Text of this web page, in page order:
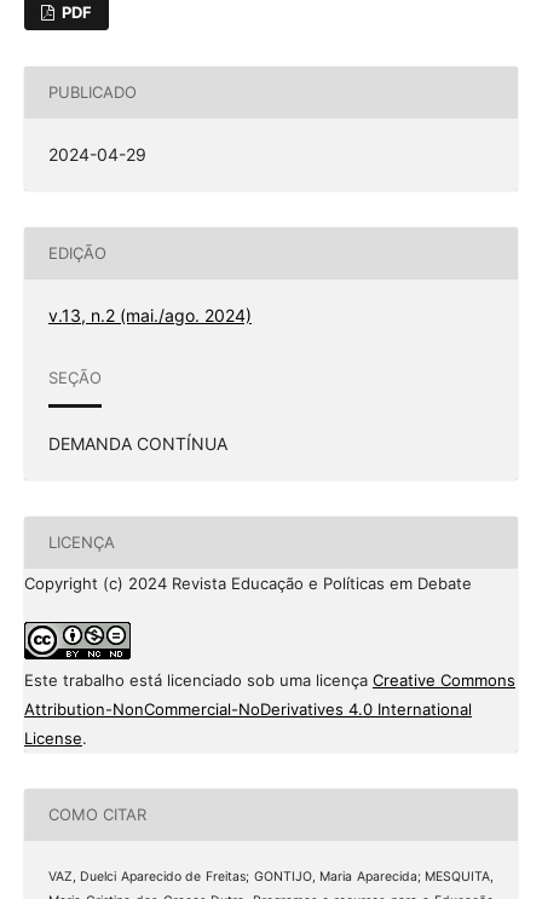
PDF
PUBLICADO
2024-04-29
EDIÇÃO
v.13, n.2 (mai./ago. 2024)
SEÇÃO
DEMANDA CONTÍNUA
LICENÇA
Copyright (c) 2024 Revista Educação e Políticas em Debate
Este trabalho está licenciado sob uma licença Creative Commons
Attribution-NonCommercial-NoDerivatives 4.0 International
License.
COMO CITAR
VAZ, Duelci Aparecido de Freitas; GONTIJO, Maria Aparecida; MESQUITA,